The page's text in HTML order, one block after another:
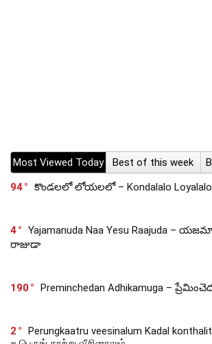
Most Viewed Today Best of this week
94
కొండలలో లోయలలో – Kondalalo Loyalalo
4
Yajamanuda Naa Yesu Raajuda –
రాజుడా
190 Preminchedan Adhikamuga –
2
Perungkaatru veesinalum Kadal